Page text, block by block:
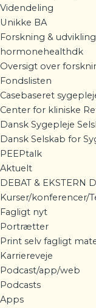
Videndeling
Unikke BA
Forskning & udvikling
hormonehealthdk
Oversigt over
Fondslisten
Casebaseret
Center for kliniske
Dansk Sygepleje
Dansk Selskab for
PEEPtalk
Aktuelt
DEBAT & EKSTERN
Kurser/konferencer/
Fagligt nyt
Portrætter
Print selv fagligt
Karriereveje
Podcast/app/web
Podcasts
Apps